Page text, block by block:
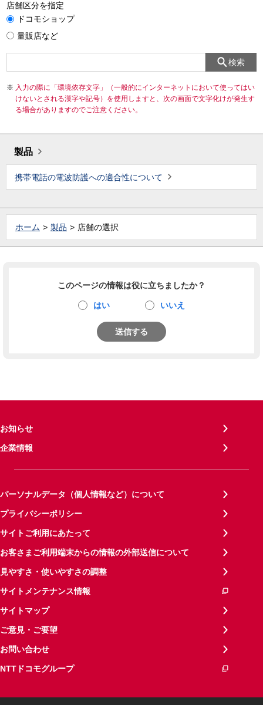
店舗区分を指定
ドコモショップ
量販店など
検索
入力の際に「環境依存文字」（一般的にインターネットにおいて使ってはい
けないとされる漢字や記号）を使用しますと、次の画面で文字化けが発生す
る場合がありますのでご注意ください。
製品
携帯電話の電波防護への適合性について
ホーム 製品 店舗の選択
このページの情報は役に立ちましたか？
はい いいえ
送信する
お知らせ
企業情報
パーソナルデータ（個人情報など）について
プライバシーポリシー
サイトご利用にあたって
お客さまご利用端末からの情報の外部送信について
見やすさ・使いやすさの調整
サイトメンテナンス情報
サイトマップ
ご意見・ご要望
お問い合わせ
NTTドコモグループ